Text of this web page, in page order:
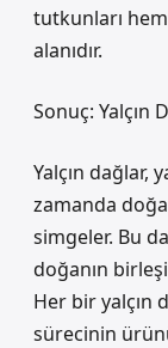
tutkunları
alanıdır.
Sonuç: Yalçın
Yalçın dağlar,
zamanda
simgeler. Bu
doğanın
Her bir yalçın
sürecinin